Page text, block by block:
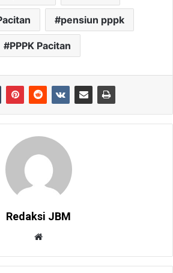
pensiun pppk
PPPK Pacitan
Redaksi JBM
b